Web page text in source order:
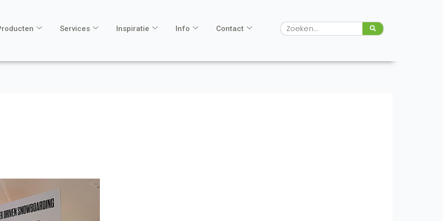
Services Inspiratie Info Contact Zoeken